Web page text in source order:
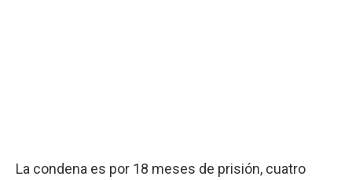
La condena es por 18 meses de prisión, cuatro